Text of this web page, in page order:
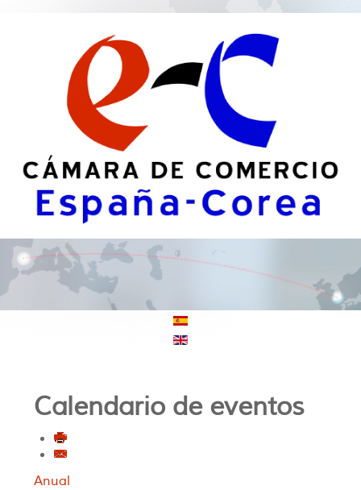
Calendario de eventos
Anual